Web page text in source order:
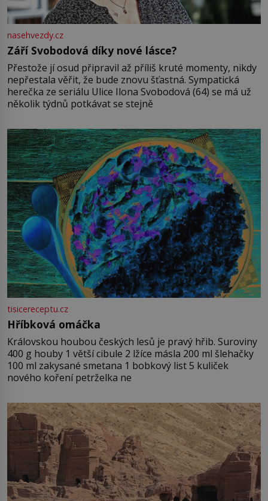
nasehvezdy.cz
Září Svobodová díky nové lásce?
Přestože jí osud připravil až příliš kruté momenty, nikdy
nepřestala věřit, že bude znovu šťastná. Sympatická
herečka ze seriálu Ulice Ilona Svobodová (64) se má už
několik týdnů potkávat se stejně
tisicereceptu.cz
Hříbková omáčka
Královskou houbou českých lesů je pravý hřib. Suroviny
400 g houby 1 větší cibule 2 lžíce másla 200 ml šlehačky
100 ml zakysané smetana 1 bobkový list 5 kuliček
nového koření petrželka ne